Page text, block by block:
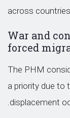
across
War and
forced
The PHM
a priority